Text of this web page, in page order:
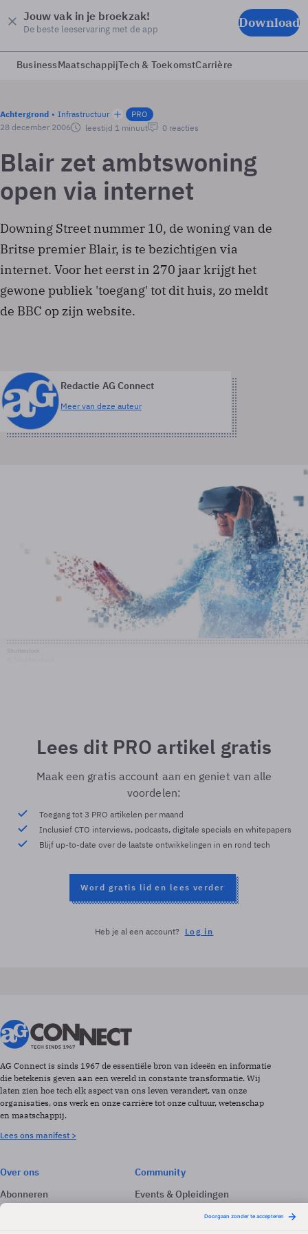
Jouw vak in je broekzak!
De beste leeservaring met de app Download
BusinessMaatschappijTech & ToekomstCarrière
Achtergrond Infrastructuur
PRO
28 december 2006
leestijd 1 minuut 0 reacties
Blair zet ambtswoning
open via internet
Downing Street nummer 10, de woning van de
Britse premier Blair, is te bezichtigen via
internet. Voor het eerst in 270 jaar krijgt het
gewone publiek 'toegang' tot dit huis, zo meldt
de BBC op zijn website.
Redactie AG Connect
Meer van deze auteur
Lees dit PRO artikel gratis
Maak een gratis account aan en geniet van alle
voordelen:
Toegang tot 3 PRO artikelen per maand
Inclusief CTO interviews, podcasts, digitale specials en whitepapers
Blijf up-to-date over de laatste ontwikkelingen in en rond tech
Word gratis lid en lees verder
Heb je al een account? Log in
AG Connect is sinds 1967 de essentiële bron van ideeën en informatie
die betekenis geven aan een wereld in constante transformatie. Wij
laten zien hoe tech elk aspect van ons leven verandert, van onze
organisaties, ons werk en onze carrière tot onze cultuur, wetenschap
en maatschappij.
Lees ons manifest >
Over ons
Abonneren
Adverteren
Community
Events & Opleidingen